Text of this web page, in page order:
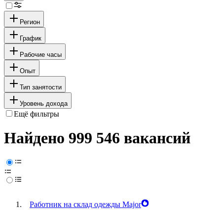
Регион
График
Рабочие часы
Опыт
Тип занятости
Уровень дохода
Ещё фильтры
Найдено 999 546 вакансий
Работник на склад одежды Major